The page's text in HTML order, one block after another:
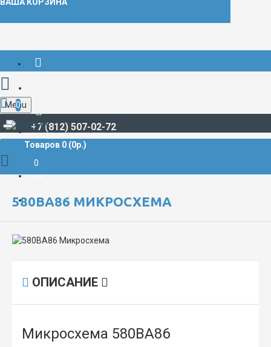
+7 (812) 507-02-72
Menu
0
Товаров 0 (0р.)
0
РАДИОДЕТАЛИ И РАДИОЭЛЕКТРОННЫЕ КОМПОНЕНТЫ
580ВА86 МИКРОСХЕМА
ОПИСАНИЕ
Микросхема 580ВА86